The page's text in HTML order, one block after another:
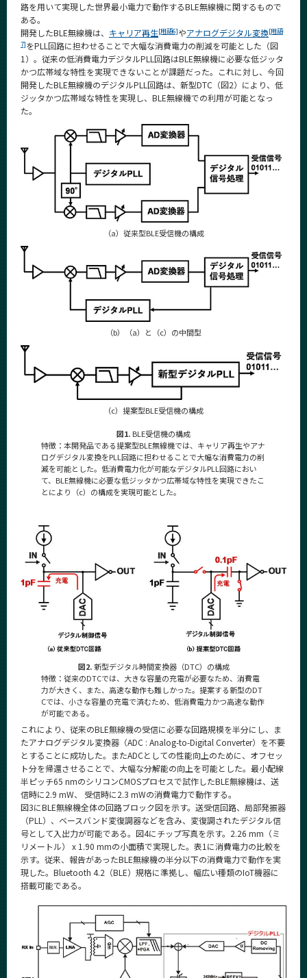
路を用いて実現した世界最小電力で動作するBLE無線機に関するもので
ある。
開発したBLE無線機は、 キャリア再生[用語6]やアナログデジタル変換[用語
7]をPLL回路に担わせることで大幅な消費電力の削減を可能とした（図
1）。従来の低消費電力デジタルPLL回路はBLE無線機に必要な低ジッタ
かつ広帯域な特性を実現できないことが課題だった。これに対し、今回
開発したBLE無線機のデジタルPLL回路は、新型DTC（図2）により、低
ジッタかつ広帯域な特性を実現し、BLE無線機での利用が可能となっ
た。
（a）従来型BLE受信機の構成
（b）（a）と（c）の中間型
（c）提案型BLE受信機の構成
図1. BLE受信機の構成
特徴：本開発品である提案型BLE無線機では、キャリア再生やアナ
ログデジタル変換をPLL回路に担わせることで大幅な消費電力の削
減を可能とした。低消費電力化が可能なデジタルPLL回路におい
て、BLE無線機に必要な低ジッタかつ広帯域な特性を実現できたこ
とにより（c）の構成を実現可能とした。
図2.新型デジタル時間変換器（DTC）の構成
特徴：従来のDTCでは、大きな容量の充電が必要なため、消費電
力が大きく、また、高速な動作も難しかった。提案する新型のDT
Cでは、小さな容量の充電で済むため、低消費電力かつ高速な動作
が可能である。
これにより、従来のBLE無線機の受信に必要な回路規模を半分にし、ま
たアナログデジタル変換器（ADC : Analog-to-Digital Converter）を不要
とすることに成功した。またADCとしての性能向上のために、オフセッ
ト分を帰還させることで、大幅な分解能の向上を可能とした。最小配線
半ピッチ65 nmのシリコンCMOSプロセスで試作したBLE無線機は、送
信時に2.9 mW、 受信時に2.3 mWの消費電力で動作する。
図3にBLE無線機全体の回路ブロック図を示す。送受信回路、局部発振器
（PLL）、ベースバンド変復調器などを含み、変復調されたデジタル信
号として入出力が可能である。図4にチップ写真を示す。2.26 mm（ミ
リメートル） x 1.90 mmの小面積で実現した。表1に消費電力の比較を
示す。従来、報告があったBLE無線機の半分以下の消費電力で動作を実
現した。Bluetooth 4.2（BLE）規格に準拠し、幅広い種類のIoT機器に
搭載可能である。